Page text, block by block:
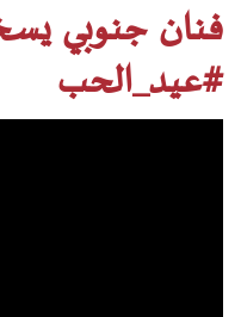
فنان جنوبي
#عيد_الحب